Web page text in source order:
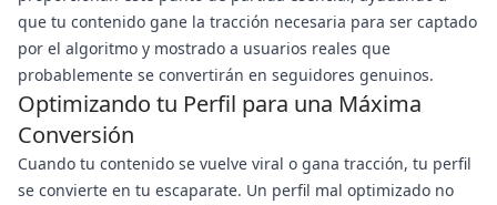
que tu contenido gane la tracción necesaria para ser captado
por el algoritmo y mostrado a usuarios reales que
probablemente se convertirán en seguidores genuinos.
Optimizando tu Perfil para una Máxima
Conversión
Cuando tu contenido se vuelve viral o gana tracción, tu perfil
se convierte en tu escaparate. Un perfil mal optimizado no